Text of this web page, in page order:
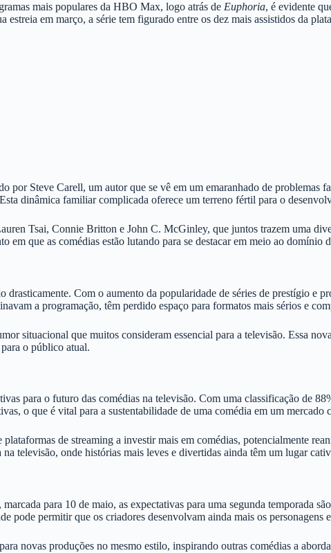
mais populares da HBO Max, logo atrás de Euphoria, é evidente
estreia em março, a série tem figurado entre os dez mais assistidos da
por Steve Carell, um autor que se vê em um emaranhado de problemas
dinâmica familiar complicada oferece um terreno fértil para o
Tsai, Connie Britton e John C. McGinley, que juntos trazem uma
em que as comédias estão lutando para se destacar em meio ao domínio
drasticamente. Com o aumento da popularidade de séries de prestígio e
a programação, têm perdido espaço para formatos mais sérios e
situacional que muitos consideram essencial para a televisão. Essa
o público atual.
para o futuro das comédias na televisão. Com uma classificação de
o que é vital para a sustentabilidade de uma comédia em um mercado
de streaming a investir mais em comédias, potencialmente
televisão, onde histórias mais leves e divertidas ainda têm um lugar
para 10 de maio, as expectativas para uma segunda temporada
pode permitir que os criadores desenvolvam ainda mais os personagens
novas produções no mesmo estilo, inspirando outras comédias a